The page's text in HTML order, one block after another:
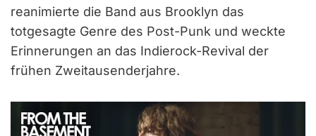
reanimierte die Band aus Brooklyn das
totgesagte Genre des Post-Punk und weckte
Erinnerungen an das Indierock-Revival der
frühen Zweitausenderjahre.